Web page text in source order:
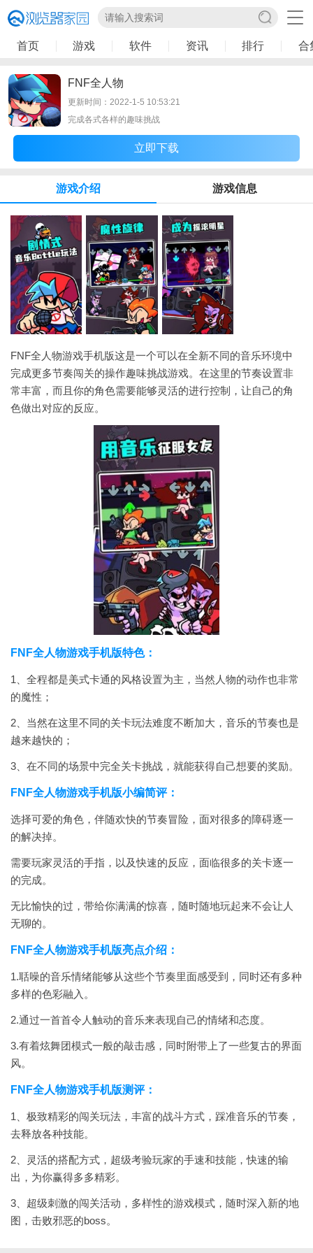
首页 游戏 软件 资讯 排行 合
FNF全人物
更新时间：2022-1-5 10:53:21
完成各式各样的趣味挑战
立即下载
游戏介绍 游戏信息
FNF全人物游戏手机版这是一个可以在全新不同的音乐环境中
完成更多节奏闯关的操作趣味挑战游戏。在这里的节奏设置非
常丰富，而且你的角色需要能够灵活的进行控制，让自己的角
色做出对应的反应。
FNF全人物游戏手机版特色：
1、全程都是美式卡通的风格设置为主，当然人物的动作也非常
的魔性；
2、当然在这里不同的关卡玩法难度不断加大，音乐的节奏也是
越来越快的；
3、在不同的场景中完全关卡挑战，就能获得自己想要的奖励。
FNF全人物游戏手机版小编简评：
选择可爱的角色，伴随欢快的节奏冒险，面对很多的障碍逐一
的解决掉。
需要玩家灵活的手指，以及快速的反应，面临很多的关卡逐一
的完成。
无比愉快的过，带给你满满的惊喜，随时随地玩起来不会让人
无聊的。
FNF全人物游戏手机版亮点介绍：
1.聒噪的音乐情绪能够从这些个节奏里面感受到，同时还有多种
多样的色彩融入。
2.通过一首首令人触动的音乐来表现自己的情绪和态度。
3.有着炫舞团模式一般的敲击感，同时附带上了一些复古的界面
风。
FNF全人物游戏手机版测评：
1、极致精彩的闯关玩法，丰富的战斗方式，踩准音乐的节奏，
去释放各种技能。
2、灵活的搭配方式，超级考验玩家的手速和技能，快速的输
出，为你赢得多多精彩。
3、超级刺激的闯关活动，多样性的游戏模式，随时深入新的地
图，击败邪恶的boss。